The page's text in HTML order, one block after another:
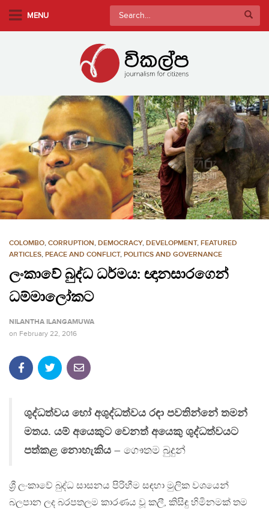
n
c
o
n
t
e
MENU
Search
for:
COLOMBO, CORRUPTION, DEMOCRACY, DEVELOPMENT, FEATURED
ARTICLES, PEACE AND CONFLICT, POLITICS AND GOVERNANCE
ලංකාවේ බුද්ධ ධර්මය: ඥානසාරගෙන්
ධම්මාලෝකට
NILANTHA ILANGAMUWA
on February 22, 2016
ශුද්ධත්වය හෝ අශුද්ධත්වය රඳා පවතින්නේ තමන්
මතය. යම් අයෙකුට වෙනත් අයෙකු ශුද්ධත්වයට
පත්කළ නොහැකිය – ගෞතම බුදුන්
ශ්‍රී ලංකාවේ බුද්ධ සාසනය පිරිහීම සඳහා මුලික වශයෙන්
බලපාන ලද බරපතලම කාරණය වූ කලී, කිසිඳු හිමිනමක් තම